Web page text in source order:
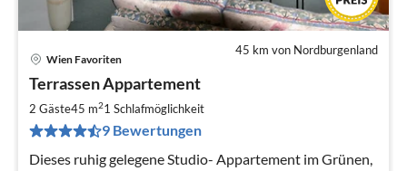
45 km von Nordburgenland
Wien Favoriten
Terrassen Appartement
2 Gäste45 m21 Schlafmöglichkeit
9 Bewertungen
Dieses ruhig gelegene Studio- Appartement im Grünen,